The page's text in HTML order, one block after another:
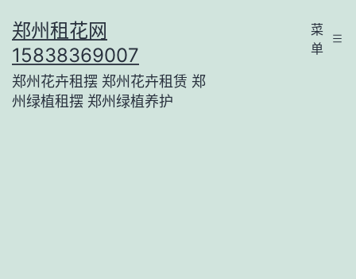
至
内
容
郑州租花网
15838369007
郑州花卉租摆 郑州花卉租赁 郑
州绿植租摆 郑州绿植养护
菜
单